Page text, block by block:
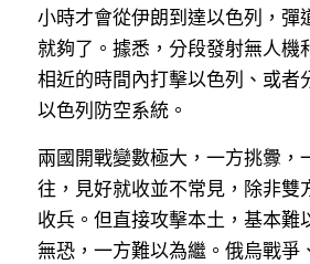
小時才會從伊朗到達以色列，彈
就夠了。據悉，分段發射無人機
相近的時間內打擊以色列、或者
以色列防空系統。
兩國開戰變數極大，一方挑釁，
往，見好就收並不常見，除非雙
收兵。但直接攻擊本土，基本難
無恐，一方難以為繼。俄烏戰爭